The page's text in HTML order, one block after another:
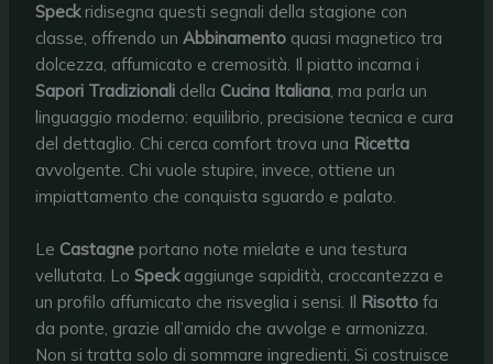
Speckridisegna questi segnali della stagione con
classe, offrendo unAbbinamento quasi magnetico tra
dolcezza, affumicato e cremosità. Il piatto incarna i
Sapori Tradizionali della Cucina Italiana, ma parla un
linguaggio moderno: equilibrio, precisione tecnica e cura
del dettaglio. Chi cerca comfort trova una Ricetta
avvolgente. Chi vuole stupire, invece, ottiene un
impiattamento che conquista sguardo e palato.
Le Castagne portano note mielate e una testura
vellutata. LoSpeckaggiunge sapidità, croccantezza e
un profilo affumicato che risveglia i sensi. Il Risotto fa
da ponte, grazie all’amido che avvolge e armonizza.
Non si tratta solo di sommare ingredienti. Si costruisce